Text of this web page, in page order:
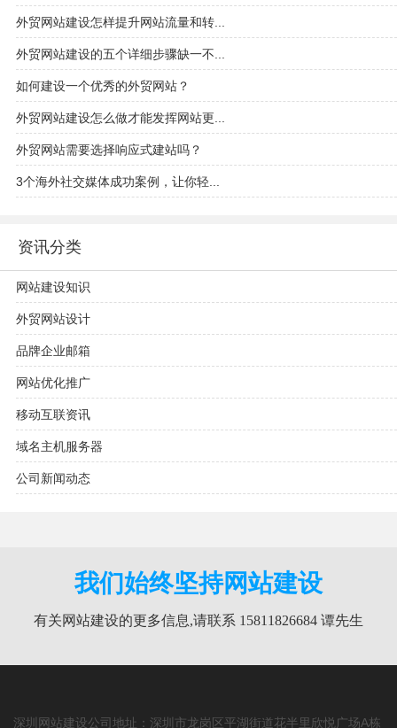
外贸网站建设怎样提升网站流量和转...
外贸网站建设的五个详细步骤缺一不...
如何建设一个优秀的外贸网站？
外贸网站建设怎么做才能发挥网站更...
外贸网站需要选择响应式建站吗？
3个海外社交媒体成功案例，让你轻...
资讯分类
网站建设知识
外贸网站设计
品牌企业邮箱
网站优化推广
移动互联资讯
域名主机服务器
公司新闻动态
我们始终坚持网站建设
有关网站建设的更多信息,请联系 15811826684 谭先生
深圳网站建设公司地址：深圳市龙岗区平湖街道花半里欣悦广场A栋